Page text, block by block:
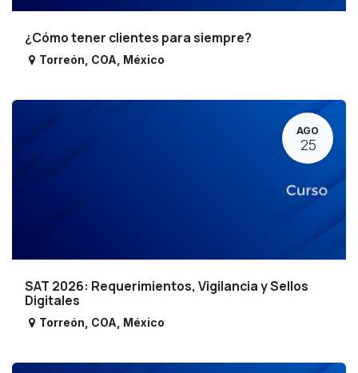
¿Cómo tener clientes para siempre?
Torreón COA México
AGO
25
SAT 2026: Requerimientos, Vigilancia y Sellos
Digitales
Torreón COA México